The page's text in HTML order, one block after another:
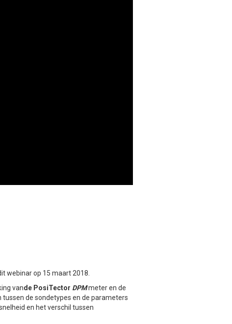
webinar op 15 maart 2018.
vande PosiTector DPMmeter en de
tussen de sondetypes en de parameters
en het verschil tussen